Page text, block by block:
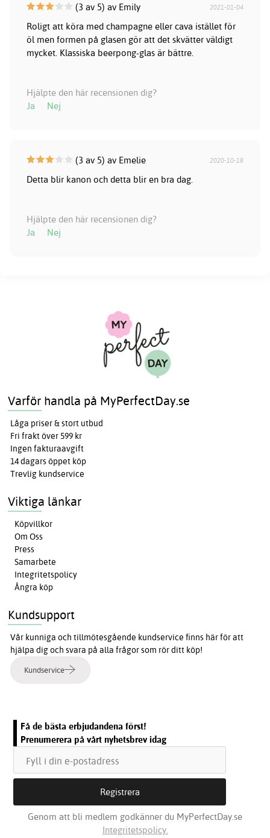
(3 av 5) av Emily 2021-01-04
Roligt att köra med champagne eller cava istället för
öl men formen på glasen gör att det skvätter väldigt
mycket. Klassiska beerpong-glas är bättre.
Hjälpte den här recensionen dig?
Ja
Nej
(3 av 5) av Emelie 2020-10-18
Detta blir kanon och detta blir en bra dag.
Hjälpte den här recensionen dig?
Ja
Nej
Varför handla på MyPerfectDay.se
Låga priser & stort utbud
Fri frakt över 599 kr
Ingen fakturaavgift
14 dagars öppet köp
Trevlig kundservice
Viktiga länkar
Köpvillkor
Om Oss
Press
Samarbete
Integritetspolicy
Ångra köp
Kundsupport
Vår kunniga och tillmötesgående kundservice finns här för att
hjälpa dig och svara på alla frågor som rör ditt köp!
Kundservice
Få de bästa erbjudandena först!
Prenumerera på vårt nyhetsbrev idag
Genom att bli medlem godkänner du MyPerfectDay.se
Integritetspolicy.